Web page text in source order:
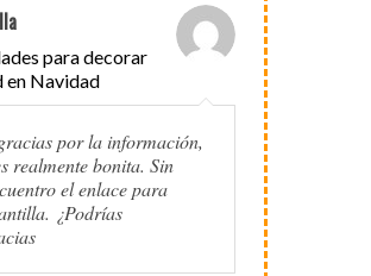
para decorar
en Navidad
por la información,
realmente bonita. Sin
el enlace para
¿Podrías